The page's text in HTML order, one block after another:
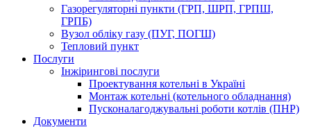
Газорегуляторні пункти (ГРП, ШРП, ГРПШ,
ГРПБ)
Вузол обліку газу (ПУГ, ПОГШ)
Тепловий пункт
Послуги
Інжірингові послуги
Проектування котельні в Україні
Монтаж котельні (котельного обладнання)
Пусконалагоджувальні роботи котлів (ПНР)
Документи